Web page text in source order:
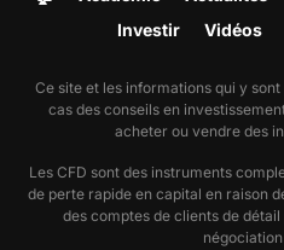
Investir Vidéos
Ce site et les informations qui y
cas des conseils en
acheter ou vendre des
Les CFD sont des instruments
de perte rapide en capital en raison
des comptes de clients de
négociation